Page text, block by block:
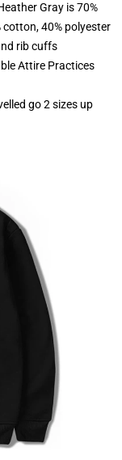
Gray is 70%
cotton, 40% polyester
rib cuffs
Attire Practices
go 2 sizes up